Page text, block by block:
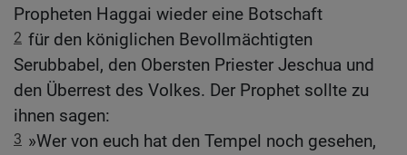
Propheten Haggai wieder eine Botschaft
2 für den königlichen Bevollmächtigten
Serubbabel, den Obersten Priester Jeschua und
den Überrest des Volkes. Der Prophet sollte zu
ihnen sagen:
3 »Wer von euch hat den Tempel noch gesehen,